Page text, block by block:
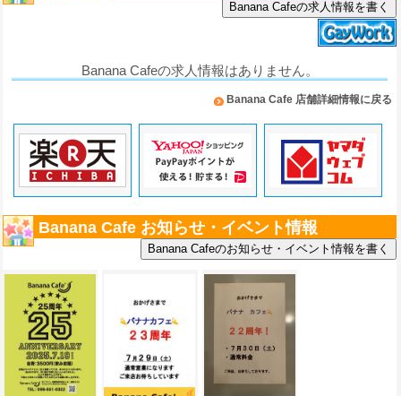
Banana Cafeの求人情報を書く
Banana Cafeの求人情報はありません。
Banana Cafe 店舗詳細情報に戻る
Banana Cafe お知らせ・イベント情報